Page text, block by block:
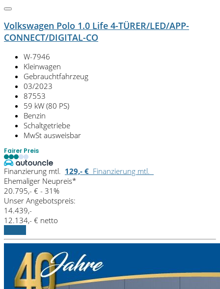
Volkswagen Polo 1.0 Life 4-TÜRER/LED/APP-
CONNECT/DIGITAL-CO
W-7946
Kleinwagen
Gebrauchtfahrzeug
03/2023
87553
59 kW (80 PS)
Benzin
Schaltgetriebe
MwSt ausweisbar
Fairer Preis
Finanzierung mtl. 129,- € Finanzierung mtl.
Ehemaliger Neupreis*
20.795,- € - 31%
Unser Angebotspreis:
14.439,-
12.134,- € netto